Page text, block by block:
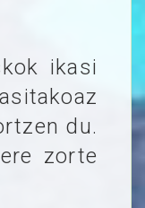
ikasi
du.
zorte